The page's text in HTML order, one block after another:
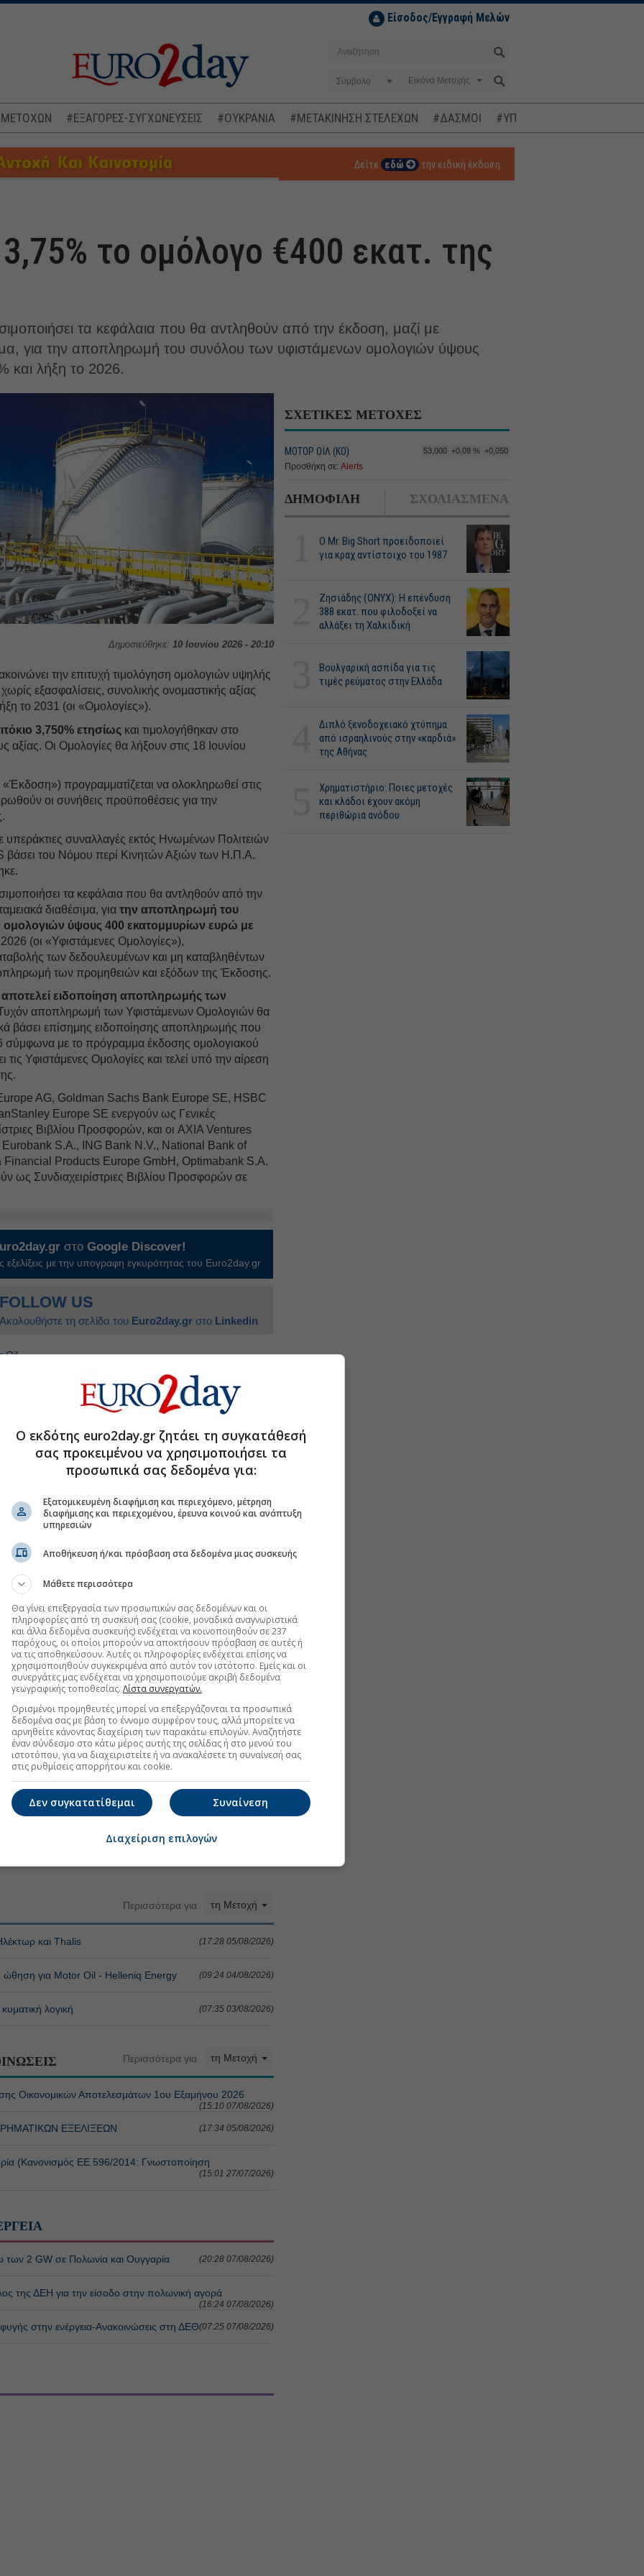
Είσοδος/Εγγραφή Μελών
Σύμβολο
ΜΕΤΟΧΩΝ #ΕΞΑΓΟΡΕΣ-ΣΥΓΧΩΝΕΥΣΕΙΣ #ΟΥΚΡΑΝΙΑ #ΜΕΤΑΚΙΝΗΣΗ ΣΤΕΛΕΧΩΝ #ΔΑΣΜΟΙ #ΥΠΟΚΛΟΠΕΣ
Δείτε εδώ την ειδική έκδοση
το ομόλογο €400 εκατ. της
τα κεφάλαια που θα αντληθούν από την έκδοση, μαζί με
για την αποπληρωμή του συνόλου των υφιστάμενων ομολογιών ύψους
και λήξη το 2026.
Δημοσιεύθηκε: 10 Ιουνίου 2026 - 20:10
την επιτυχή τιμολόγηση ομολογιών υψηλής
εξασφαλίσεις, συνολικής ονομαστικής αξίας
το 2031 (οι «Ομολογίες»).
3,750% ετησίως και τιμολογήθηκαν στο
αξίας. Οι Ομολογίες θα λήξουν στις 18 Ιουνίου
προγραμματίζεται να ολοκληρωθεί στις
οι συνήθεις προϋποθέσεις για την
υπεράκτιες συναλλαγές εκτός Ηνωμένων Πολιτειών
του Νόμου περί Κινητών Αξιών των Η.Π.Α.
τα κεφάλαια που θα αντληθούν από την
διαθέσιμα, γιατην αποπληρωμή του
ύψους 400 εκατομμυρίων ευρώ με
2026 (οι «Υφιστάμενες Ομολογίες»),
των δεδουλευμένων και μη καταβληθέντων
των προμηθειών και εξόδων της Έκδοσης.
αποτελεί ειδοποίηση αποπληρωμής των
αποπληρωμή των Υφιστάμενων Ομολογιών θα
βάσει επίσημης ειδοποίησης αποπληρωμής που
σύμφωνα με το πρόγραμμα έκδοσης ομολογιακού
Υφιστάμενες Ομολογίες και τελεί υπό την αίρεση
AG, Goldman Sachs Bank Europe SE, HSBC
Europe SE ενεργούν ως Γενικές
Βιβλίου Προσφορών, και οι AXIA Ventures
S.A., ING Bank N.V., National Bank of
Products Europe GmbH, Optimabank S.A.
ως Συνδιαχειρίστριες Βιβλίου Προσφορών σε
στοGoogle Discover!
εξελίξεις με την υπογραφη εγκυρότητας του Euro2day.gr
FOLLOW US
Ακολουθήστε τη σελίδα του Euro2day.gr στο Linkedin
Oil
75% των Ηλέκτωρ και Thalis
τον Ιούλιο, ώθηση για Motor Oil - Helleniq
για το ομόλογο των 300 εκατ. ευρώ
μία κοινή κυματική λογική
στο Discover
ΣΧΕΤΙΚΕΣ ΜΕΤΟΧΕΣ
ΜΟΤΟΡ ΟΪΛ (ΚΟ) 53,000 +0,09 % +0,050
Προσθήκη σε: Alerts
ΔΗΜΟΦΙΛΗ ΣΧΟΛΙΑΣΜΕΝΑ
O Mr. Big Short προειδοποιεί
για κραχ αντίστοιχο του 1987
Ζησιάδης (ONYX): Η επένδυση
388 εκατ. που φιλοδοξεί να
αλλάξει τη Χαλκιδική
Βουλγαρική ασπίδα για τις
τιμές ρεύματος στην Ελλάδα
Διπλό ξενοδοχειακό χτύπημα
από ισραηλινούς στην «καρδιά»
της Αθήνας
Χρηματιστήριο: Ποιες μετοχές
και κλάδοι έχουν ακόμη
περιθώρια ανόδου
Περισσότερα για τη Μετοχή
και Thalis (17:28 05/08/2026)
ώθηση για Motor Oil - Helleniq Energy (09:24 04/08/2026)
λογική (07:35 03/08/2026)
Περισσότερα για τη Μετοχή
Οικονομικών Αποτελεσμάτων 1ου Εξαμήνου 2026
(15:10 07/08/2026)
ΕΞΕΛΙΞΕΩΝ (17:34 05/08/2026)
(Κανονισμός ΕΕ 596/2014: Γνωστοποίηση
(15:01 27/07/2026)
2 GW σε Πολωνία και Ουγγαρία (20:28 07/08/2026)
της ΔΕΗ για την είσοδο στην πολωνική αγορά
(16:24 07/08/2026)
στην ενέργεια-Ανακοινώσεις στη ΔΕΘ(07:25 07/08/2026)
Ο εκδότης euro2day.gr ζητάει τη συγκατάθεσή
σας προκειμένου να χρησιμοποιήσει τα
προσωπικά σας δεδομένα για:
Εξατομικευμένη διαφήμιση και περιεχόμενο, μέτρηση
διαφήμισης και περιεχομένου, έρευνα κοινού και ανάπτυξη
υπηρεσιών
Αποθήκευση ή/και πρόσβαση στα δεδομένα μιας συσκευής
Μάθετε περισσότερα
Θα γίνει επεξεργασία των προσωπικών σας δεδομένων και οι
πληροφορίες από τη συσκευή σας (cookie, μοναδικά αναγνωριστικά
και άλλα δεδομένα συσκευής) ενδέχεται να κοινοποιηθούν σε 237
παρόχους, οι οποίοι μπορούν να αποκτήσουν πρόσβαση σε αυτές ή
να τις αποθηκεύσουν. Αυτές οι πληροφορίες ενδέχεται επίσης να
χρησιμοποιηθούν συγκεκριμένα από αυτόν τον ιστότοπο. Εμείς και οι
συνεργάτες μας ενδέχεται να χρησιμοποιούμε ακριβή δεδομένα
γεωγραφικής τοποθεσίας. Λίστα συνεργατών.
Ορισμένοι προμηθευτές μπορεί να επεξεργάζονται τα προσωπικά
δεδομένα σας με βάση το έννομο συμφέρον τους, αλλά μπορείτε να
αρνηθείτε κάνοντας διαχείριση των παρακάτω επιλογών. Αναζητήστε
έναν σύνδεσμο στο κάτω μέρος αυτής της σελίδας ή στο μενού του
ιστοτόπου, για να διαχειριστείτε ή να ανακαλέσετε τη συναίνεσή σας
στις ρυθμίσεις απορρήτου και cookie.
Συναίνεση
Δεν συγκατατίθεμαι
Διαχείριση επιλογών